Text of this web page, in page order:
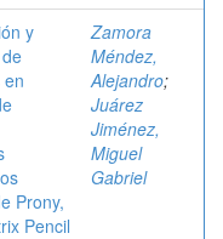
y
Prony,
Pencil
Zamora
Méndez,
Alejandro;
Juárez
Jiménez,
Miguel
Gabriel